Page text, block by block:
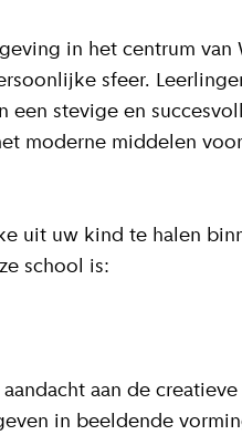
in het centrum van
sfeer.
een stevige en
moderne middelen
uit uw kind te halen
school is:
aan de
in beeldende